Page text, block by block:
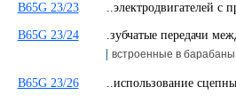
B65G 23/23 ..электродвигателей
B65G 23/24 .зубчатые передачи
встроенные в
B65G 23/26 ..использование